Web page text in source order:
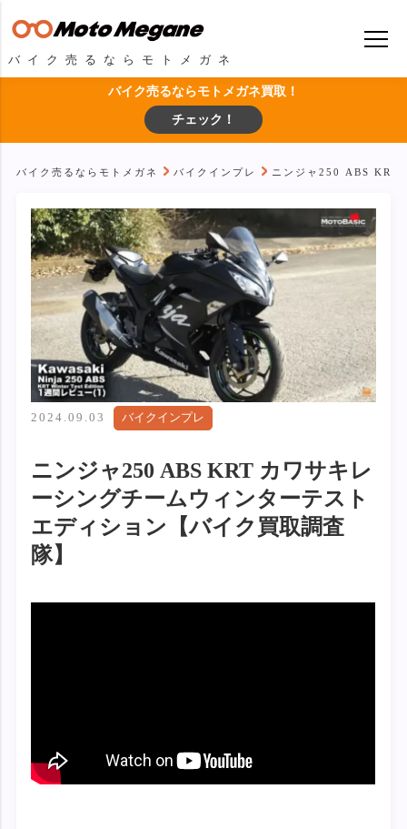
バイク売るならモトメガネ
バイク売るならモトメガネ買取！
チェック！
バイク売るならモトメガネ バイクインプレ ニンジャ250 ABS KRT
2024.09.03 バイクインプレ
ニンジャ250 ABS KRT カワサキレ
ーシングチームウィンターテスト
エディション【バイク買取調査
隊】